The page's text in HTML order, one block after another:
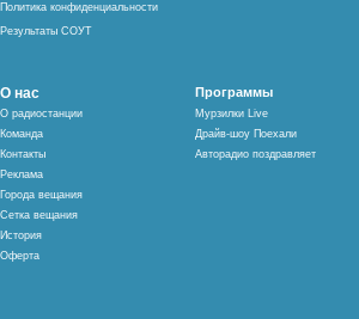
Политика конфиденциальности
Результаты СОУТ
О нас
О радиостанции
Команда
Контакты
Реклама
Города вещания
Сетка вещания
История
Оферта
Программы
Мурзилки Live
Драйв-шоу Поехали
Авторадио поздравляет